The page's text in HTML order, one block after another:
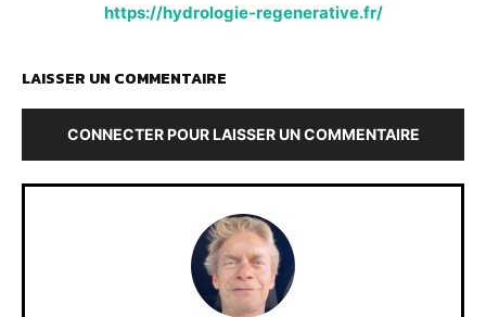
https://hydrologie-regenerative.fr/
LAISSER UN COMMENTAIRE
CONNECTER POUR LAISSER UN COMMENTAIRE